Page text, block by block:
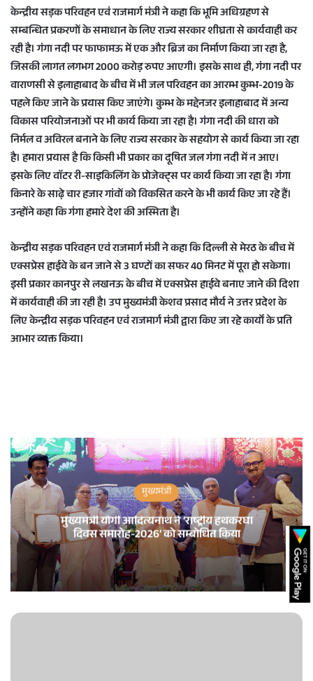
केन्द्रीय सड़क परिवहन एवं राजमार्ग मंत्री ने कहा कि भूमि अधिग्रहण से
सम्बन्धित प्रकरणों के समाधान के लिए राज्य सरकार शीघ्रता से कार्यवाही कर
रही है। गंगा नदी पर फाफामऊ में एक और ब्रिज का निर्माण किया जा रहा है,
जिसकी लागत लगभग 2000 करोड़ रुपए आएगी। इसके साथ ही, गंगा नदी पर
वाराणसी से इलाहाबाद के बीच में भी जल परिवहन का आरम्भ कुम्भ-2019 के
पहले किए जाने के प्रयास किए जाएंगे। कुम्भ के मद्देनजर इलाहाबाद में अन्य
विकास परियोजनाओं पर भी कार्य किया जा रहा है। गंगा नदी की धारा को
निर्मल व अविरल बनाने के लिए राज्य सरकार के सहयोग से कार्य किया जा रहा
है। हमारा प्रयास है कि किसी भी प्रकार का दूषित जल गंगा नदी में न आए।
इसके लिए वाॅटर री-साइकिलिंग के प्रोजेक्ट्स पर कार्य किया जा रहा है। गंगा
किनारे के साढ़े चार हजार गांवों को विकसित करने के भी कार्य किए जा रहे हैं।
उन्होंने कहा कि गंगा हमारे देश की अस्मिता है।
केन्द्रीय सड़क परिवहन एवं राजमार्ग मंत्री ने कहा कि दिल्ली से मेरठ के बीच में
एक्सप्रेस हाईवे के बन जाने से 3 घण्टों का सफर 40 मिनट में पूरा हो सकेगा।
इसी प्रकार कानपुर से लखनऊ के बीच में एक्सप्रेस हाईवे बनाए जाने की दिशा
में कार्यवाही की जा रही है। उप मुख्यमंत्री केशव प्रसाद मौर्य ने उत्तर प्रदेश के
लिए केन्द्रीय सड़क परिवहन एवं राजमार्ग मंत्री द्वारा किए जा रहे कार्यों के प्रति
आभार व्यक्त किया।
मुख्यमंत्री
मुख्यमंत्री योगी आदित्यनाथ ने ‘राष्ट्रीय हथकरघा
दिवस समारोह-2026’ को सम्बोधित किया